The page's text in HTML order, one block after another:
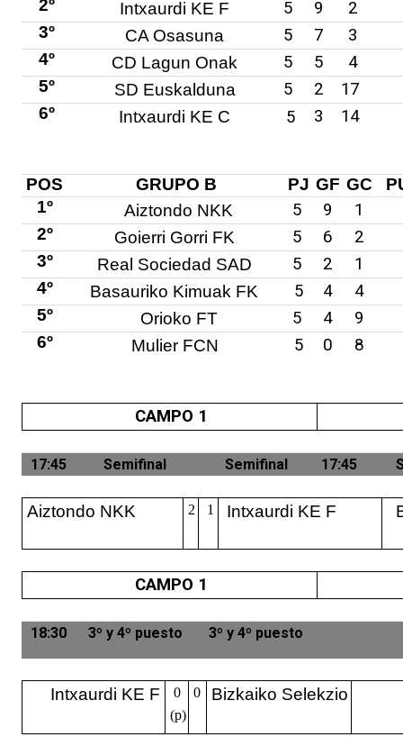
2º Intxaurdi KE F 5 9 2
3º CA Osasuna 5 7 3
4º CD Lagun Onak 5 5 4
5º SD Euskalduna 5 2 17
6º Intxaurdi KE C 5 3 14
POS GRUPO B PJ GF GC
1º
Aiztondo NKK 5 9 1
2º Goierri Gorri FK 5 6 2
3º Real Sociedad SAD 5 2 1
4º Basauriko Kimuak FK 5 4 4
5º Orioko FT 5 4 9
6º Mulier FCN 5 0 8
CAMPO 1
17:45 Semifinal Semifinal 17:45
Aiztondo NKK 2 1 Intxaurdi KE F
CAMPO 1
18:30 3º y 4º puesto 3º y 4º puesto
Intxaurdi KE F
0
(p)
0 Bizkaiko Selekzio
3. eta
4.
postua
3º y 4º
puesto
17:10 5. eta
6.
postua
5º y 6º
puesto
3º
Grupo
A
CAMPO
CAMPO
Finala